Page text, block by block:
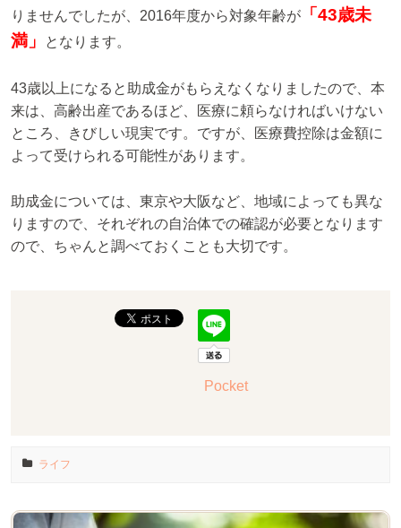
りませんでしたが、2016年度から対象年齢が
「43歳未
満」
となります。
43歳以上になると助成金がもらえなくなりましたので、本
来は、高齢出産であるほど、医療に頼らなければいけない
ところ、きびしい現実です。ですが、医療費控除は金額に
よって受けられる可能性があります。
助成金については、東京や大阪など、地域によっても異な
りますので、それぞれの自治体での確認が必要となります
ので、ちゃんと調べておくことも大切です。
Pocket
ライフ